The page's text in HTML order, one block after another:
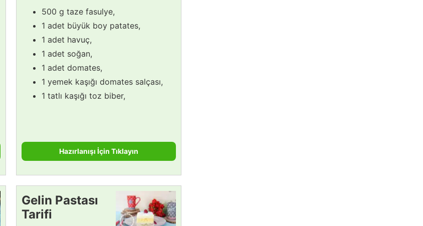
500 g taze fasulye,
1 adet büyük boy patates,
1 adet havuç,
1 adet soğan,
1 adet domates,
1 yemek kaşığı domates salçası,
1 tatlı kaşığı toz biber,
Hazırlanışı İçin Tıklayın
Gelin Pastası
Tarifi